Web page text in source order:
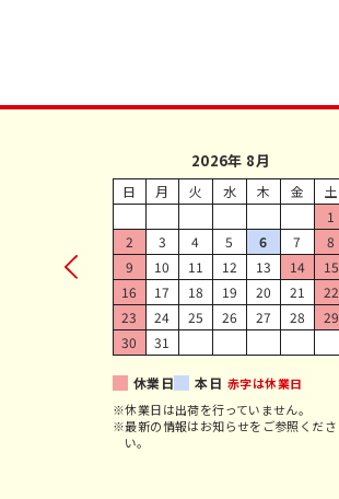
2026年 8月
日 月 火 水 木 金
土
1
2
3 4 5 6 7
8
9
10 11 12 13 14
15
16
17 18 19 20 21
22
23
24 25 26 27 28
29
30
31
休業日 本日 赤字は休業日
※休業日は出荷を行っていません。
※最新の情報はお知らせをご参照くださ
い。